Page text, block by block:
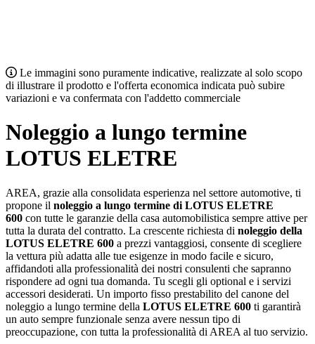
Le immagini sono puramente indicative, realizzate al solo scopo
di illustrare il prodotto e l'offerta economica indicata può subire
variazioni e va confermata con l'addetto commerciale
Noleggio a lungo termine
LOTUS ELETRE
AREA, grazie alla consolidata esperienza nel settore automotive, ti
propone il noleggio a lungo termine di LOTUS ELETRE
600 con tutte le garanzie della casa automobilistica sempre attive per
tutta la durata del contratto. La crescente richiesta di noleggio della
LOTUS ELETRE 600 a prezzi vantaggiosi, consente di scegliere
la vettura più adatta alle tue esigenze in modo facile e sicuro,
affidandoti alla professionalità dei nostri consulenti che sapranno
rispondere ad ogni tua domanda. Tu scegli gli optional e i servizi
accessori desiderati. Un importo fisso prestabilito del canone del
noleggio a lungo termine della LOTUS ELETRE 600 ti garantirà
un auto sempre funzionale senza avere nessun tipo di
preoccupazione, con tutta la professionalità di AREA al tuo servizio.